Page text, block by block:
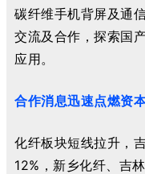
碳纤维手机背屏及通
交流及合作，探索国
应用。
合作消息迅速点燃资
化纤板块短线拉升，
12%， 新乡化纤、吉